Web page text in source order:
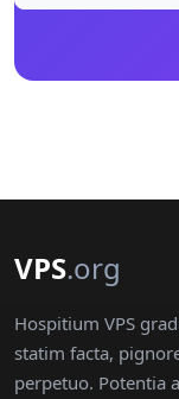
VPS.org
Hospitium VPS
statim facta,
perpetuo. Potentia